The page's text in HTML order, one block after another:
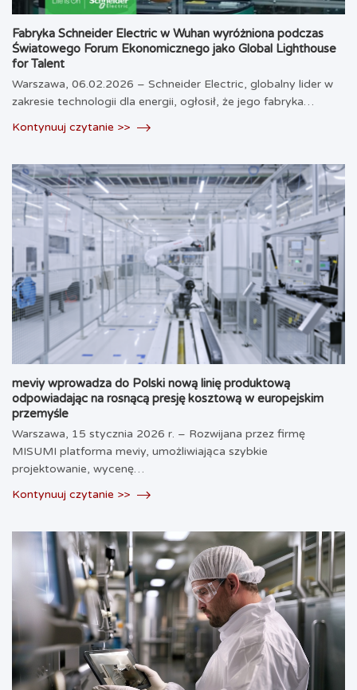
Fabryka Schneider Electric w Wuhan wyróżniona podczas
Światowego Forum Ekonomicznego jako Global Lighthouse
for Talent
Warszawa, 06.02.2026 – Schneider Electric, globalny lider w
zakresie technologii dla energii, ogłosił, że jego fabryka…
Kontynuuj czytanie >>
meviy wprowadza do Polski nową linię produktową
odpowiadając na rosnącą presję kosztową w europejskim
przemyśle
Warszawa, 15 stycznia 2026 r. – Rozwijana przez firmę
MISUMI platforma meviy, umożliwiająca szybkie
projektowanie, wycenę…
Kontynuuj czytanie >>